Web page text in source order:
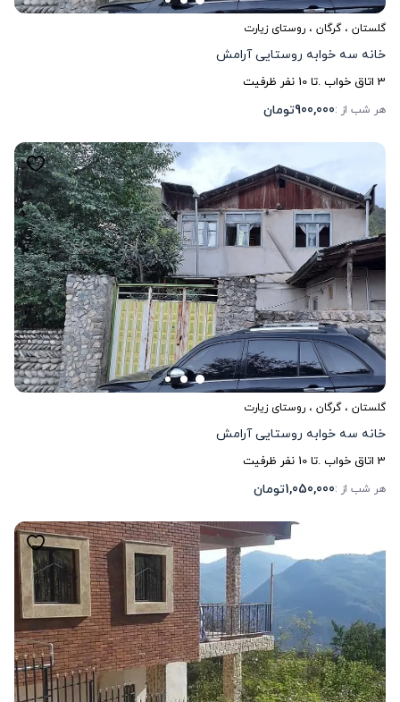
گلستان ،گرگان ، روستای زیارت
خانه سه خوابه روستایی آرامش
3 اتاق خواب .تا10 نفر ظرفیت
هر شب از :900,000تومان
گلستان ،گرگان ، روستای زیارت
خانه سه خوابه روستایی آرامش
3 اتاق خواب .تا10 نفر ظرفیت
هر شب از :1,050,000تومان